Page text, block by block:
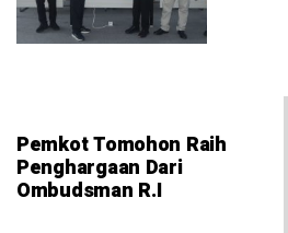
Pemkot Tomohon Raih
Penghargaan Dari
Ombudsman R.I